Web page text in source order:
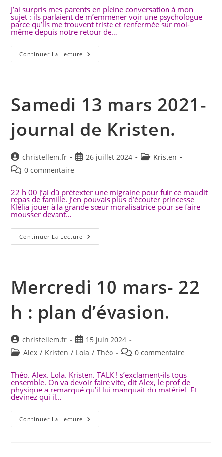
publication :
la
publication :
J’ai surpris mes parents en pleine conversation à mon
sujet : ils parlaient de m’emmener voir une psychologue
parce qu’ils me trouvent triste et renfermée sur moi-
même depuis notre retour de…
Continuer La Lecture Mercredi
17 Mars
Samedi 13 mars 2021-
journal de Kristen.
Auteur/autrice
de
publication :
christellem.fr
Publication
26 juillet 2024
PostKristen
Commentaires
la
publication :
0 commentaire
22 h 00 J’ai dû prétexter une migraine pour fuir ce maudit
repas de famille. J’en pouvais plus d’écouter princesse
Klélia jouer à la grande sœur moralisatrice pour se faire
mousser devant…
Continuer La Lecture Samedi
13 Mars
Mercredi 10 mars- 22
h : plan d’évasion.
Auteur/autrice
de
publication :
christellem.fr
Publication
publiée :
15 juin 2024
PostAlex / Kristen / Lola / Théo
Commentaires
la
publication :
0 commentaire
Théo. Alex. Lola. Kristen. TALK ! s’exclament-ils tous
ensemble. On va devoir faire vite, dit Alex, le prof de
physique a remarqué qu’il lui manquait du matériel. Et
devinez qui il…
Continuer La Lecture Mercredi
10